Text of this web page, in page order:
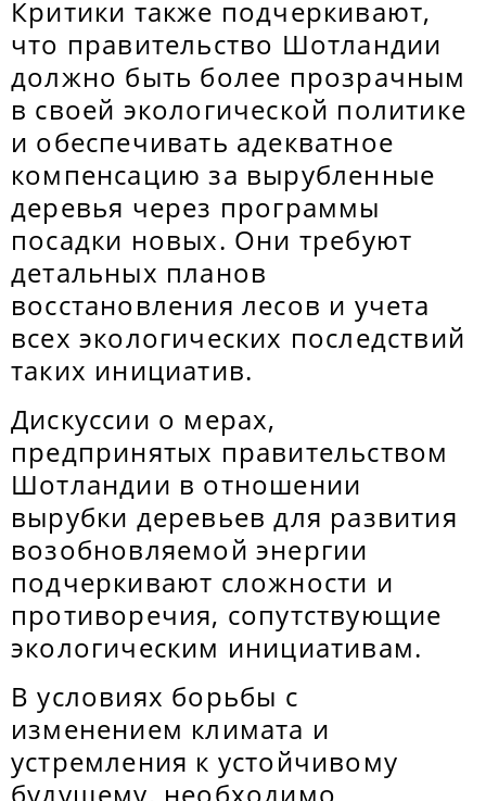
Критики также подчеркивают,
что правительство Шотландии
должно быть более прозрачным
в своей экологической политике
и обеспечивать адекватное
компенсацию за вырубленные
деревья через программы
посадки новых. Они требуют
детальных планов
восстановления лесов и учета
всех экологических последствий
таких инициатив.
Дискуссии о мерах,
предпринятых правительством
Шотландии в отношении
вырубки деревьев для развития
возобновляемой энергии
подчеркивают сложности и
противоречия, сопутствующие
экологическим инициативам.
В условиях борьбы с
изменением климата и
устремления к устойчивому